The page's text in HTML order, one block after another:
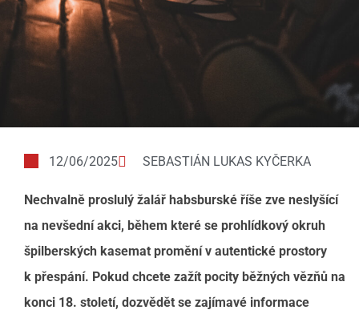
12/06/2025 SEBASTIÁN LUKAS KYČERKA
Nechvalně proslulý žalář habsburské říše zve neslyšící
na nevšední akci, během které se prohlídkový okruh
špilberských kasemat promění v autentické prostory
k přespání. Pokud chcete zažít pocity běžných vězňů na
konci 18. století, dozvědět se zajímavé informace